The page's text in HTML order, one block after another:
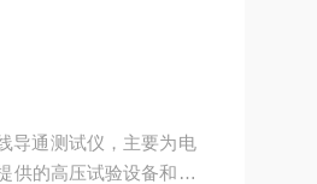
导通测试仪，主要为电
供的高压试验设备和检